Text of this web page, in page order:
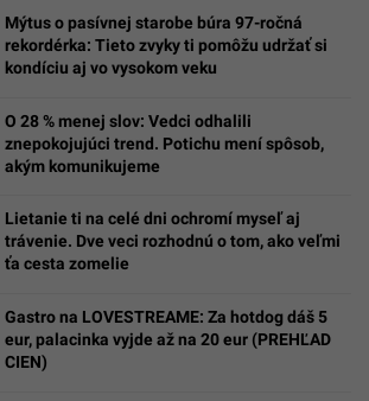
Mýtus o pasívnej starobe búra 97-ročná
rekordérka: Tieto zvyky ti pomôžu udržať si
kondíciu aj vo vysokom veku
O 28 % menej slov: Vedci odhalili
znepokojujúci trend. Potichu mení spôsob,
akým komunikujeme
Lietanie ti na celé dni ochromí myseľ aj
trávenie. Dve veci rozhodnú o tom, ako veľmi
ťa cesta zomelie
Gastro na LOVESTREAME: Za hotdog dáš 5
eur, palacinka vyjde až na 20 eur (PREHĽAD
CIEN)